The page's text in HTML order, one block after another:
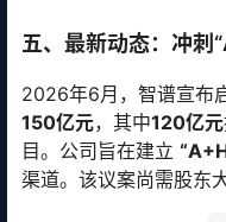
五、最新动态：冲刺
2026年6月，智谱宣布
150亿元，其中120亿元
目。公司旨在建立
渠道。该议案尚需股东